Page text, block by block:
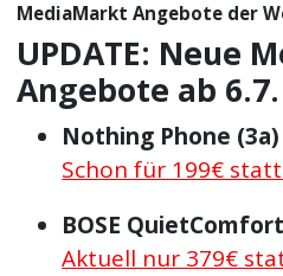
MediaMarkt Angebote der
UPDATE: Neue
Angebote ab 6.7.
Nothing Phone
Schon für 199€
BOSE
Aktuell nur 379€